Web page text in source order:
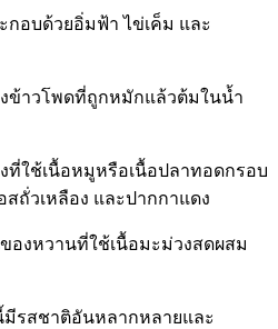
กอบด้วยอิ่มฟ้า ไข่เค็ม และ
ข้าวโพดที่ถูกหมักแล้วต้มในน้ำ
ที่ใช้เนื้อหมูหรือเนื้อปลาทอดกรอบ
ถั่วเหลือง และปากกาแดง
องหวานที่ใช้เนื้อมะม่วงสดผสม
รสชาติอันหลากหลายและ